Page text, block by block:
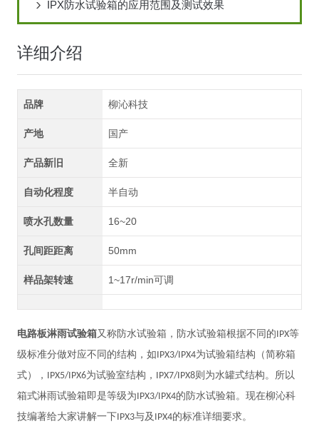
IPX防水试验箱的应用范围及测试效果
详细介绍
品牌 柳沁科技
产地 国产
产品新旧 全新
自动化程度 半自动
喷水孔数量 16~20
孔间距距离 50mm
样品架转速 1~17r/min可调
电路板淋雨试验箱又称防水试验箱，防水试验箱根据不同的IPX等
级标准分做对应不同的结构，如IPX3/IPX4为试验箱结构（简称箱
式）， IPX5/IPX6为试验室结构， IPX7/IPX8则为水罐式结构。所以
箱式淋雨试验箱即是等级为IPX3/IPX4的防水试验箱。现在柳沁科
技编著给大家讲解一下IPX3与及 IPX4的标准详细要求。